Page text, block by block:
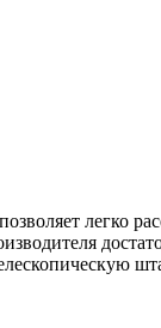
легко